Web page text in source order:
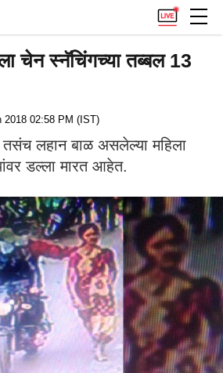
चेन स्नॅचिंगच्या तब्बल 13
02:58 PM (IST)
तसंच लहान बाळ असलेल्या महिला
डल्ला मारत आहेत.